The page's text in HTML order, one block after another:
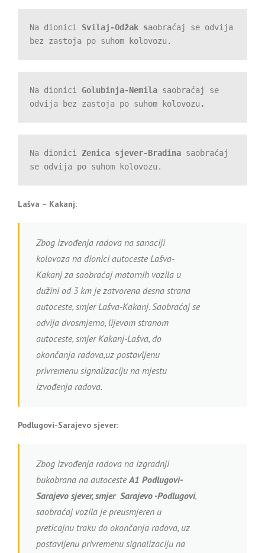
Na dionici Svilaj-Odžak saobraćaj se odvija
bez zastoja po suhom kolovozu.
Na dionici Golubinja-Nemila saobraćaj se
odvija bez zastoja po suhom kolovozu .
Na dionici Zenica sjever-Bradina saobraćaj
se odvija po suhom kolovozu.
Lašva – Kakanj:
Zbog izvođenja radova na sanaciji
kolovoza na dionici autoceste Lašva-
Kakanj za saobraćaj motornih vozila u
dužini od 3 km je zatvorena desna strana
autoceste, smjer Lašva-Kakanj. Saobraćaj se
odvija dvosmjerno, lijevom stranom
autoceste, smjer Kakanj-Lašva, do
okončanja radova,uz postavljenu
privremenu signalizaciju na mjestu
izvođenja radova.
Podlugovi-Sarajevo sjever:
Zbog izvođenja radova na izgradnji
bukobrana na autocesteA1 Podlugovi-
Sarajevo sjever, smjer Sarajevo -Podlugovi,
saobraćaj vozila je preusmjeren u
preticajnu traku do okončanja radova, uz
postavljenu privremenu signalizaciju na